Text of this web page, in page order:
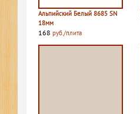
Альпийский Белый 8685 SN
18мм
168 руб./плита